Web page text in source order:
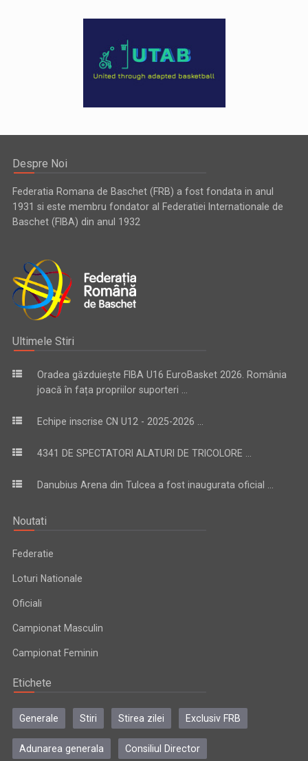
Despre Noi
Federatia Romana de Baschet (FRB) a fost fondata in anul
1931 si este membru fondator al Federatiei Internationale de
Baschet (FIBA) din anul 1932
Ultimele Stiri
Oradea găzduiește FIBA U16 EuroBasket 2026. România
joacă în fața propriilor suporteri ...
Echipe inscrise CN U12 - 2025-2026 ...
4341 DE SPECTATORI ALATURI DE TRICOLORE ...
Danubius Arena din Tulcea a fost inaugurata oficial ...
Noutati
Federatie
Loturi Nationale
Oficiali
Campionat Masculin
Campionat Feminin
Etichete
Generale Stiri Stirea zilei Exclusiv FRB
Adunarea generala Consiliul Director